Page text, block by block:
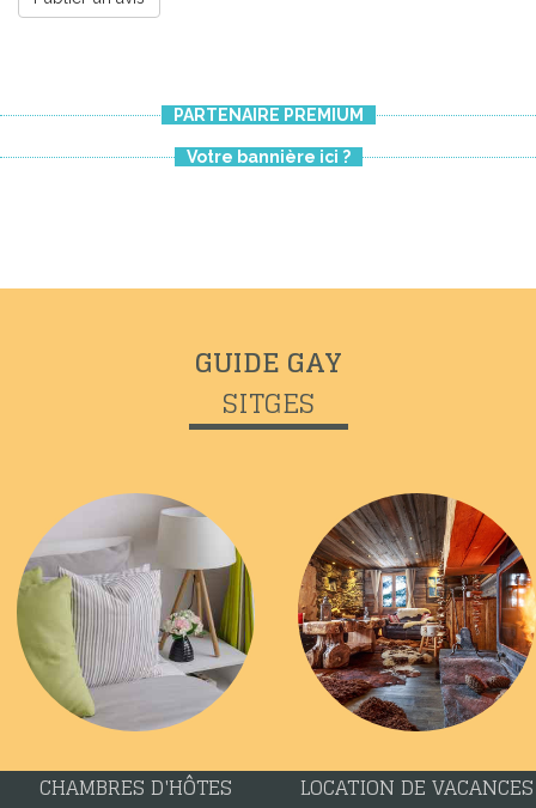
Previous Next
PARTENAIRE PREMIUM
Votre bannière ici ?
GUIDE GAY
SITGES
CHAMBRES D'HÔTES LOCATION DE VACANCES